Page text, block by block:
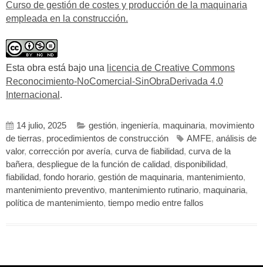
Curso de gestión de costes y producción de la maquinaria
empleada en la construcción.
Esta obra está bajo una licencia de Creative Commons
Reconocimiento-NoComercial-SinObraDerivada 4.0
Internacional .
14 julio, 2025 gestión, ingeniería, maquinaria, movimiento
de tierras, procedimientos de construcción AMFE, análisis de
valor, corrección por avería, curva de fiabilidad, curva de la
bañera, despliegue de la función de calidad, disponibilidad,
fiabilidad, fondo horario, gestión de maquinaria, mantenimiento,
mantenimiento preventivo, mantenimiento rutinario, maquinaria,
política de mantenimiento, tiempo medio entre fallos